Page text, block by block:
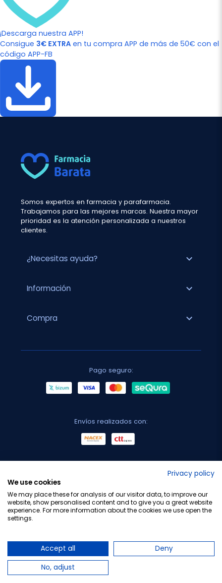
¡Descarga nuestra APP!
Consigue 3€ EXTRA en tu compra APP de más de 50€ con el
código APP-FB
Somos expertos en farmacia y parafarmacia.
Trabajamos para las mejores marcas. Nuestra mayor
prioridad es la atención personalizada a nuestros
clientes.
¿Necesitas ayuda? expand_more
Información expand_more
Compra expand_more
Pago seguro:
Envíos realizados con:
Privacy policy
We use cookies
We may place these for analysis of our visitor data, to improve our
website, show personalised content and to give you a great website
experience. For more information about the cookies we use open the
settings.
Accept all
Deny
No, adjust